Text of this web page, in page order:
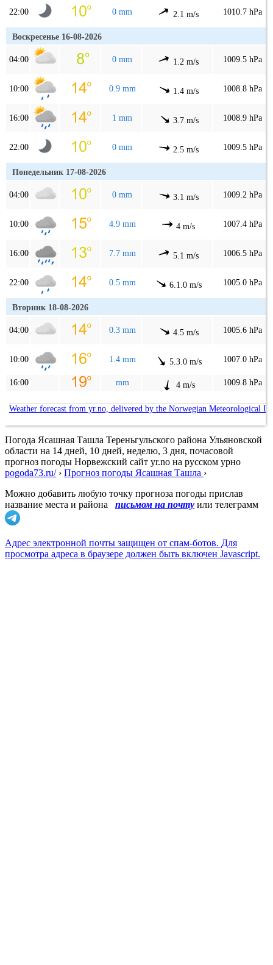
22:00 0 mm 2.1 m/s 1010.7 hPa
Воскресенье 16-08-2026
04:00 0 mm 1.2 m/s 1009.5 hPa
10:00 0.9 mm 1.4 m/s 1008.8 hPa
16:00 1 mm 3.7 m/s 1008.9 hPa
22:00 0 mm 2.5 m/s 1009.5 hPa
Понедельник 17-08-2026
04:00 0 mm 3.1 m/s 1009.2 hPa
10:00 4.9 mm 4 m/s 1007.4 hPa
16:00 7.7 mm 5.1 m/s 1006.5 hPa
22:00 0.5 mm 6.1.0 m/s 1005.0 hPa
Вторник 18-08-2026
04:00 0.3 mm 4.5 m/s 1005.6 hPa
10:00 1.4 mm 5.3.0 m/s 1007.0 hPa
16:00 mm 4 m/s 1009.8 hPa
Weather forecast from yr.no, delivered by the Norwegian Meteorological
Погода Ясашная Ташла Тереньгульского района Ульяновской
области на 14 дней, 10 дней, неделю, 3 дня, почасовой
прогноз погоды Норвежский сайт yr.no на русском урно
pogoda73.ru/› Прогноз погоды Ясашная Ташла ›
Можно добавить любую точку прогноза погоды прислав
название места и района
письмом на почту или телеграмм
Адрес электронной почты защищен от спам-ботов. Для
просмотра адреса в браузере должен быть включен Javascript.